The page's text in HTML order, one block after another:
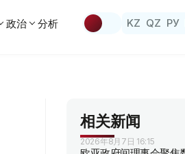
政治 分析 KZ QZ РУ
相关新闻
2026年8月7日 16:15